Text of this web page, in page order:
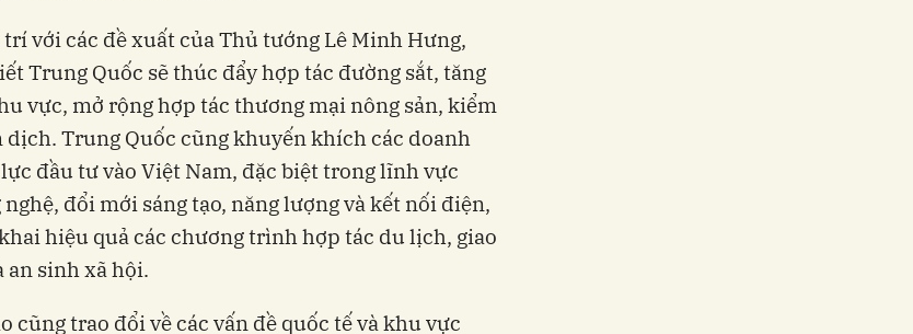
trí với các đề xuất của Thủ tướng Lê Minh Hưng,
Trung Quốc sẽ thúc đẩy hợp tác đường sắt, tăng
vực, mở rộng hợp tác thương mại nông sản, kiểm
dịch. Trung Quốc cũng khuyến khích các doanh
đầu tư vào Việt Nam, đặc biệt trong lĩnh vực
đổi mới sáng tạo, năng lượng và kết nối điện,
hiệu quả các chương trình hợp tác du lịch, giao
an sinh xã hội.
cũng trao đổi về các vấn đề quốc tế và khu vực